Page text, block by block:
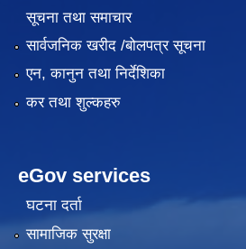
सूचना तथा समाचार
सार्वजनिक खरीद /बोलपत्र सूचना
एन, कानुन तथा निर्देशिका
कर तथा शुल्कहरु
eGov services
घटना दर्ता
सामाजिक सुरक्षा